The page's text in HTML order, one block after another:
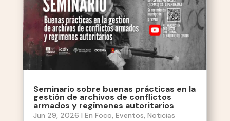
Seminario sobre buenas prácticas en la
gestión de archivos de conflictos
armados y regímenes autoritarios
Jun 29, 2026 | En Foco, Eventos, Noticias